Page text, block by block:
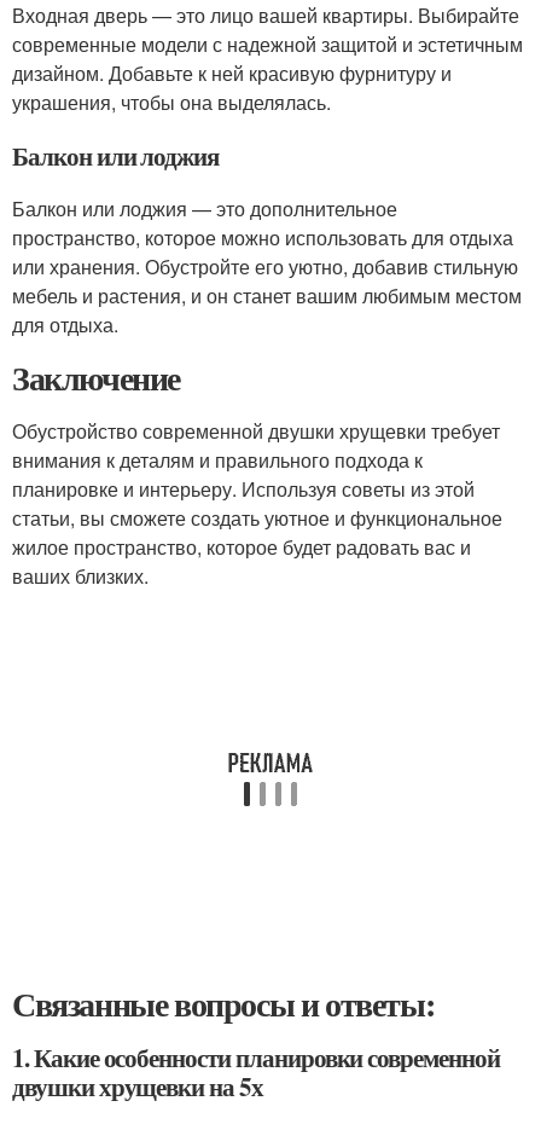
Входная дверь — это лицо вашей квартиры. Выбирайте
современные модели с надежной защитой и эстетичным
дизайном. Добавьте к ней красивую фурнитуру и
украшения, чтобы она выделялась.
Балкон или лоджия
Балкон или лоджия — это дополнительное
пространство, которое можно использовать для отдыха
или хранения. Обустройте его уютно, добавив стильную
мебель и растения, и он станет вашим любимым местом
для отдыха.
Заключение
Обустройство современной двушки хрущевки требует
внимания к деталям и правильного подхода к
планировке и интерьеру. Используя советы из этой
статьи, вы сможете создать уютное и функциональное
жилое пространство, которое будет радовать вас и
ваших близких.
Связанные вопросы и ответы:
1. Какие особенности планировки современной
двушки хрущевки на 5х